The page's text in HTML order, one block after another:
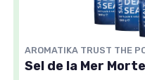
AROMATIKA TRUST THE
Sel de la Mer